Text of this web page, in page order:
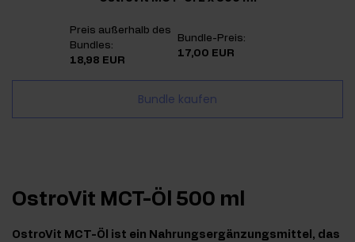
Preis außerhalb des
Bundles:
18,98 EUR
Bundle-Preis:
17,00 EUR
Bundle kaufen
OstroVit MCT-Öl 500 ml
OstroVit MCT-Öl ist ein Nahrungsergänzungsmittel, das